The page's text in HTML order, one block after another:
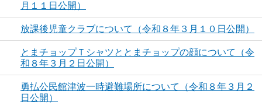
月１１日公開）
放課後児童クラブについて（令和８年３月１０日公開）
とまチョップＴシャツととまチョップの顔について（令
和８年３月２日公開）
勇払公民館津波一時避難場所について（令和８年３月２
日公開）